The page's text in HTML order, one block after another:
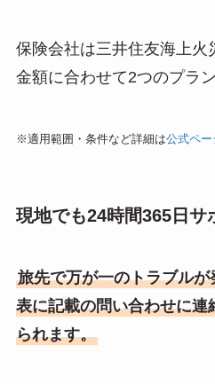
保険会社は三井住友海上火
金額に合わせて2つのプラ
※適用範囲・条件など詳細は公式ペー
現地でも24時間365日サ
旅先で万が一のトラブル
表に記載の問い合わせに連
られます。